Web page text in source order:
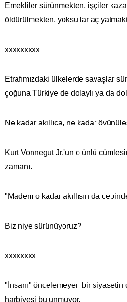
Emekliler sürünmekten, işçiler
öldürülmekten, yoksullar aç
xxxxxxxxx
Etrafımızdaki ülkelerde savaşlar
çoğuna Türkiye de dolaylı ya da
Ne kadar akıllıca, ne kadar
Kurt Vonnegut Jr.'un o ünlü
zamanı.
"Madem o kadar akıllısın da
Biz niye sürünüyoruz?
xxxxxxxx
"İnsanı" öncelemeyen bir siyasetin
harbiyesi bulunmuyor.